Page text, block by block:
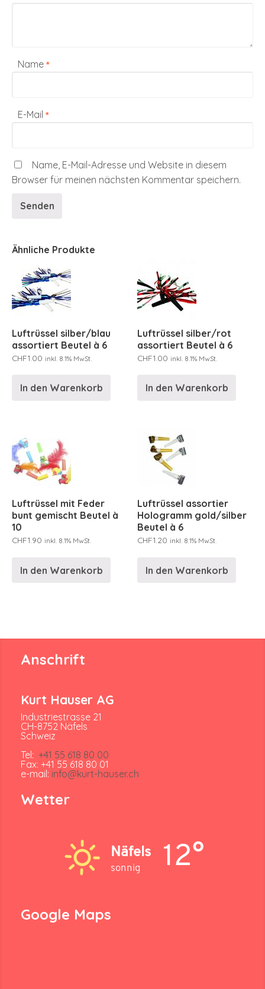
Name *
E-Mail *
Name, E-Mail-Adresse und Website in diesem
Browser für meinen nächsten Kommentar speichern.
Ähnliche Produkte
Luftrüssel silber/blau
assortiert Beutel à 6
CHF1.00 inkl. 8.1% MwSt.
In den Warenkorb
Luftrüssel silber/rot
assortiert Beutel à 6
CHF1.00 inkl. 8.1% MwSt.
In den Warenkorb
Luftrüssel mit Feder
bunt gemischt Beutel à
10
CHF1.90 inkl. 8.1% MwSt.
In den Warenkorb
Luftrüssel assortier
Hologramm gold/silber
Beutel à 6
CHF1.20 inkl. 8.1% MwSt.
In den Warenkorb
Anschrift
Kurt Hauser AG
Industriestrasse 21
CH-8752 Näfels
Schweiz
Tel: +41 55 618 80 00
Fax: +41 55 618 80 01
e-mail: info@kurt-hauser.ch
Wetter
Näfels
sonnig 12°
Google Maps